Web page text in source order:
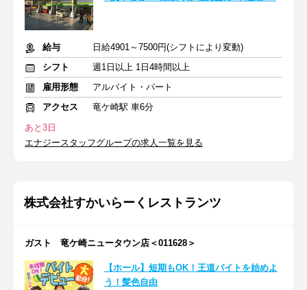
給与
日給4901～7500円(シフトにより変動)
シフト
週1日以上 1日4時間以上
雇用形態
アルバイト・パート
アクセス
竜ケ崎駅 車6分
あと3日
エナジースタッフグループの求人一覧を見る
株式会社すかいらーくレストランツ
ガスト 竜ケ崎ニュータウン店＜011628＞
【ホール】短期もOK！王道バイトを始めよ
う！髪色自由